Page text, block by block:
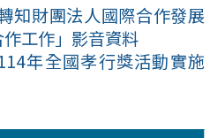
知財團法人國際合作發展
工作」影音資料
年全國孝行獎活動實施